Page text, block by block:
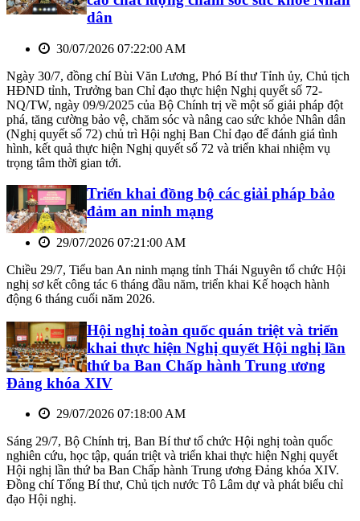
dân
30/07/2026 07:22:00 AM
Ngày 30/7, đồng chí Bùi Văn Lương, Phó Bí thư Tỉnh ủy, Chủ tịch
HĐND tỉnh, Trưởng ban Chỉ đạo thực hiện Nghị quyết số 72-
NQ/TW, ngày 09/9/2025 của Bộ Chính trị về một số giải pháp đột
phá, tăng cường bảo vệ, chăm sóc và nâng cao sức khỏe Nhân dân
(Nghị quyết số 72) chủ trì Hội nghị Ban Chỉ đạo để đánh giá tình
hình, kết quả thực hiện Nghị quyết số 72 và triển khai nhiệm vụ
trọng tâm thời gian tới.
Triển khai đồng bộ các giải pháp bảo
đảm an ninh mạng
29/07/2026 07:21:00 AM
Chiều 29/7, Tiểu ban An ninh mạng tỉnh Thái Nguyên tổ chức Hội
nghị sơ kết công tác 6 tháng đầu năm, triển khai Kế hoạch hành
động 6 tháng cuối năm 2026.
Hội nghị toàn quốc quán triệt và triển
khai thực hiện Nghị quyết Hội nghị lần
thứ ba Ban Chấp hành Trung ương
Đảng khóa XIV
29/07/2026 07:18:00 AM
Sáng 29/7, Bộ Chính trị, Ban Bí thư tổ chức Hội nghị toàn quốc
nghiên cứu, học tập, quán triệt và triển khai thực hiện Nghị quyết
Hội nghị lần thứ ba Ban Chấp hành Trung ương Đảng khóa XIV.
Đồng chí Tổng Bí thư, Chủ tịch nước Tô Lâm dự và phát biểu chỉ
đạo Hội nghị.